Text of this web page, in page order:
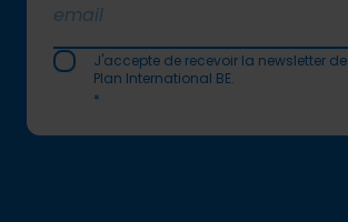
J'accepte de recevoir la newsletter de
Plan International BE.
*